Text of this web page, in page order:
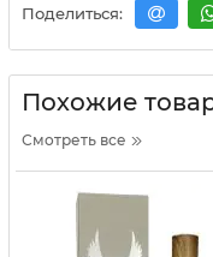
Поделиться:
Похожие
Смотреть все